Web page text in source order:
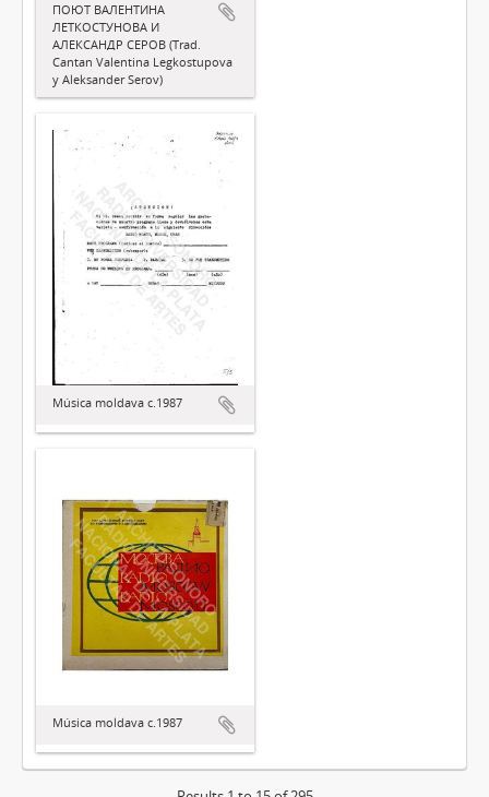
ПОЮТ ВАЛЕНТИНА
ЛЕТКОСТУНОВА И
АЛЕКСАНДР СЕРОВ (Trad.
Cantan Valentina Legkostupova
y Aleksander Serov)
Música moldava c.1987
Música moldava c.1987